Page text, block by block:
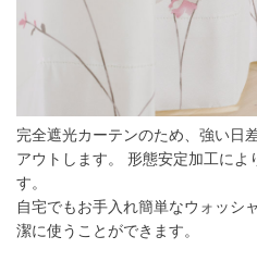
完全遮光カーテンのため、強い日
アウトします。 形態安定加工によ
す。
自宅でもお手入れ簡単なウォッシ
潔に使うことができます。